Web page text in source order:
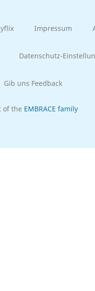
Impressum
Datenschutz-
Gib uns Feedback
of the EMBRACE family